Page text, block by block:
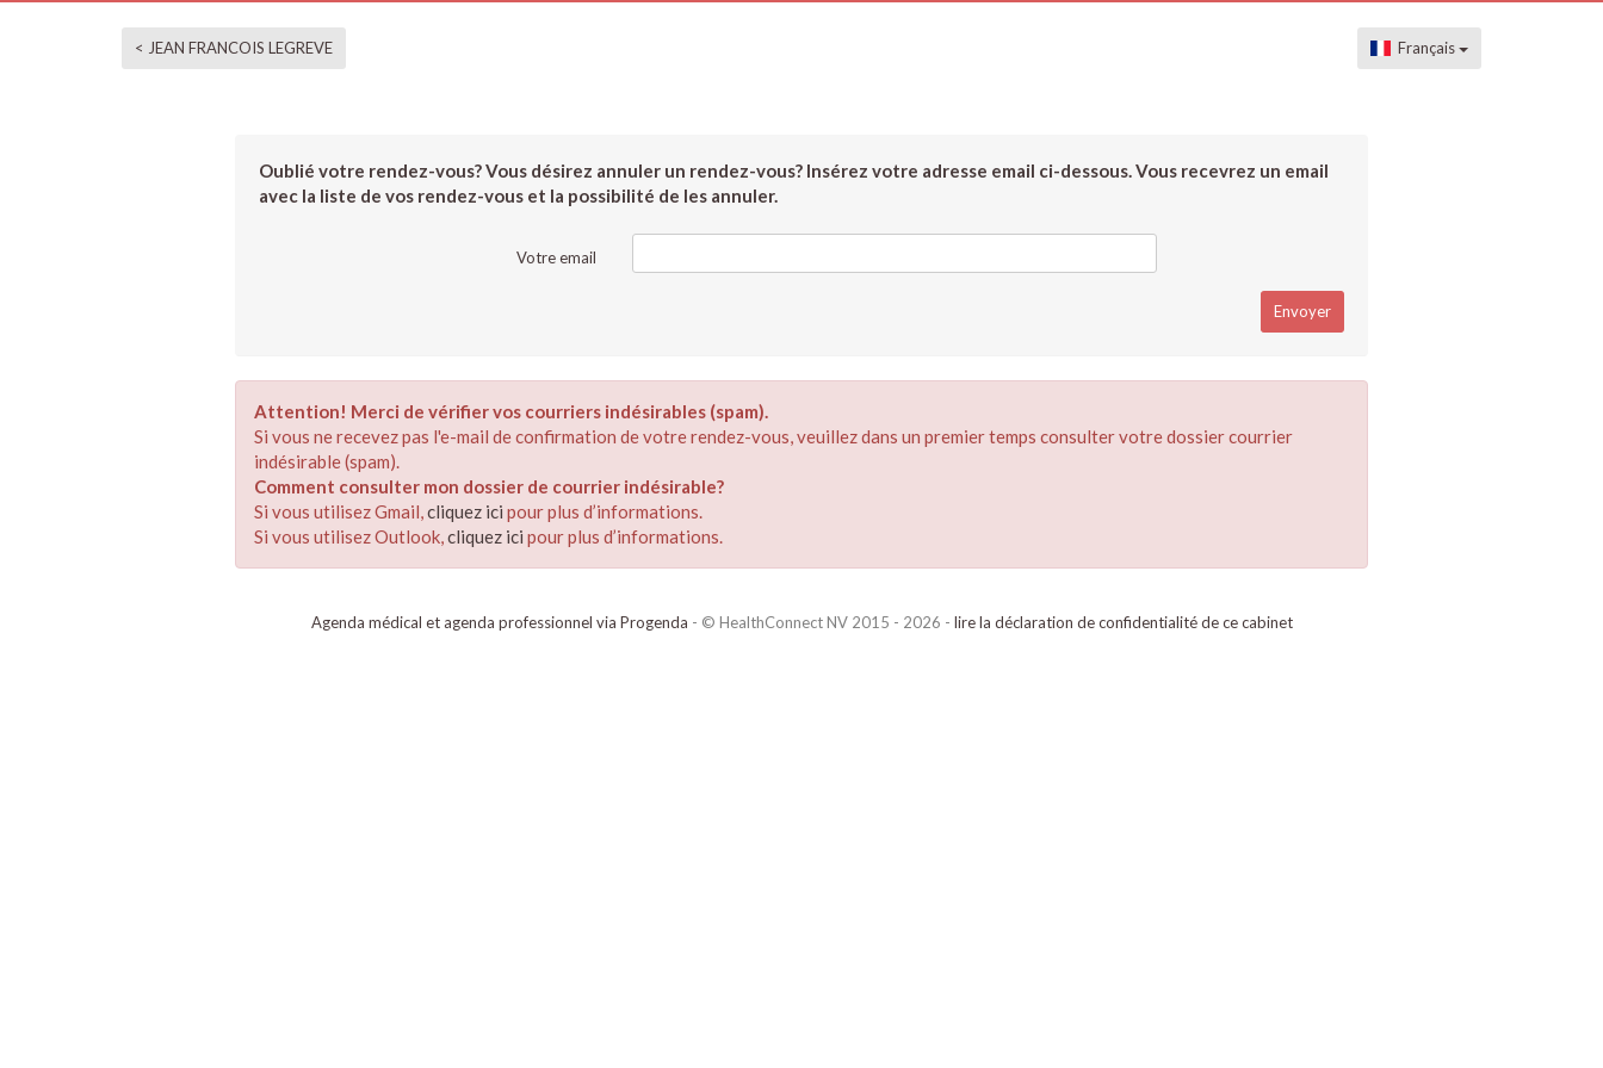
< JEAN FRANCOIS LEGREVE Français
Oublié votre rendez-vous? Vous désirez annuler un rendez-vous? Insérez votre adresse email ci-dessous. Vous recevrez un email
avec la liste de vos rendez-vous et la possibilité de les annuler.
Votre email
Attention! Merci de vérifier vos courriers indésirables (spam).
Si vous ne recevez pas l'e-mail de confirmation de votre rendez-vous, veuillez dans un premier temps consulter votre dossier courrier
indésirable (spam).
Comment consulter mon dossier de courrier indésirable?
Si vous utilisez Gmail,cliquez ici pour plus d’informations.
Si vous utilisez Outlook,cliquez ici pour plus d’informations.
Agenda médical et agenda professionnel via Progenda - © HealthConnect NV 2015 - 2026 - lire la déclaration de confidentialité de ce cabinet